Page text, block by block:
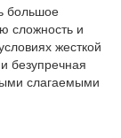
большое
сложность и
жесткой
безупречная
слагаемыми